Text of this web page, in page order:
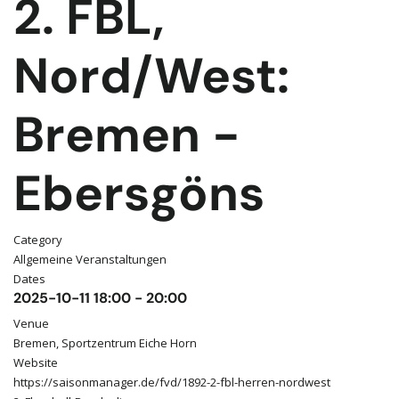
2. FBL,
Nord/West:
Bremen -
Ebersgöns
Category
Allgemeine Veranstaltungen
Dates
2025-10-11 18:00 - 20:00
Venue
Bremen, Sportzentrum Eiche Horn
Website
https://saisonmanager.de/fvd/1892-2-fbl-herren-nordwest